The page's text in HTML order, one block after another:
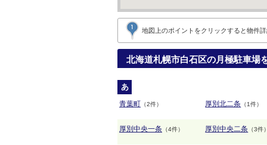
地図上のポイントをクリックすると物件詳
北海道札幌市白石区の月極駐車場
あ
青葉町 （2件） 厚別北二条 （1件）
厚別中央一条 （4件） 厚別中央二条 （3件）